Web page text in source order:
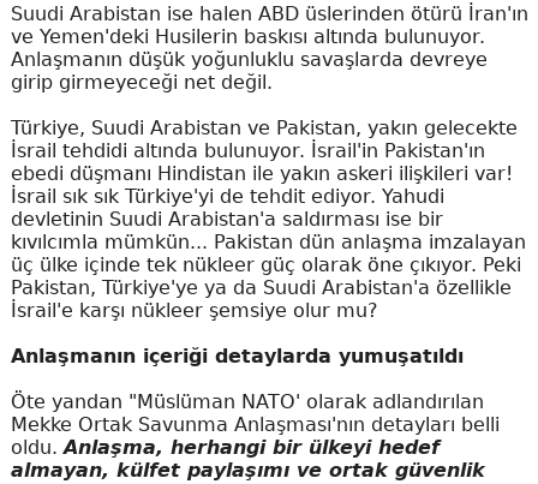
Suudi Arabistan ise halen ABD üslerinden ötürü İran'ın
ve Yemen'deki Husilerin baskısı altında bulunuyor.
Anlaşmanın düşük yoğunluklu savaşlarda devreye
girip girmeyeceği net değil.
Türkiye, Suudi Arabistan ve Pakistan, yakın gelecekte
İsrail tehdidi altında bulunuyor. İsrail'in Pakistan'ın
ebedi düşmanı Hindistan ile yakın askeri ilişkileri var!
İsrail sık sık Türkiye'yi de tehdit ediyor. Yahudi
devletinin Suudi Arabistan'a saldırması ise bir
kıvılcımla mümkün... Pakistan dün anlaşma imzalayan
üç ülke içinde tek nükleer güç olarak öne çıkıyor. Peki
Pakistan, Türkiye'ye ya da Suudi Arabistan'a özellikle
İsrail'e karşı nükleer şemsiye olur mu?
Anlaşmanın içeriği detaylarda yumuşatıldı
Öte yandan "Müslüman NATO' olarak adlandırılan
Mekke Ortak Savunma Anlaşması'nın detayları belli
oldu.Anlaşma, herhangi bir ülkeyi hedef
almayan, külfet paylaşımı ve ortak güvenlik